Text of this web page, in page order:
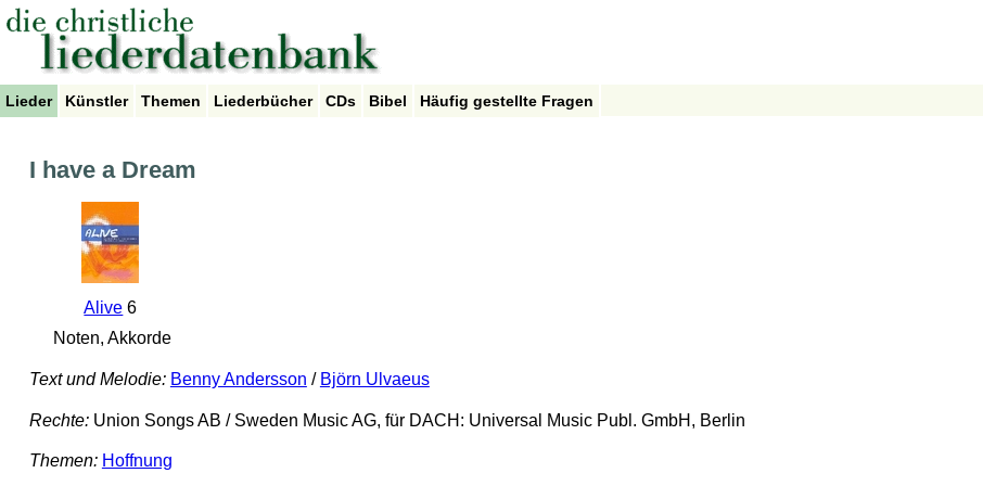
Lieder Künstler Themen Liederbücher CDs Bibel Häufig gestellte Fragen
I have a Dream
Alive 6
Noten, Akkorde
Text und Melodie: Benny Andersson / Björn Ulvaeus
Rechte:Union Songs AB / Sweden Music AG, für DACH: Universal Music Publ. GmbH, Berlin
Themen: Hoffnung